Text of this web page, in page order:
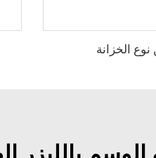
نوع الخزانة